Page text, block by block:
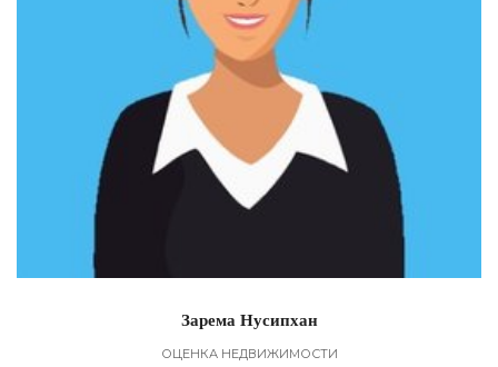
Зарема Нусипхан
ОЦЕНКА НЕДВИЖИМОСТИ